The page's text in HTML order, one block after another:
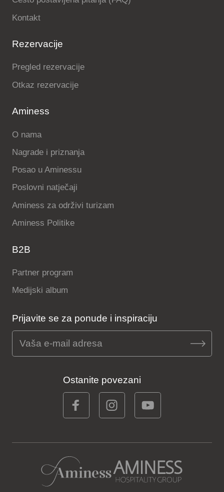
Kontakt
Rezervacije
Pregled rezervacije
Otkaz rezervacije
Aminess
O nama
Nagrade i priznanja
Posao u Aminessu
Poslovni natječaji
Aminess za održivi turizam
Aminess Politike
B2B
Partner program
Medijski album
Prijavite se za ponude i inspiraciju
Ostanite povezani